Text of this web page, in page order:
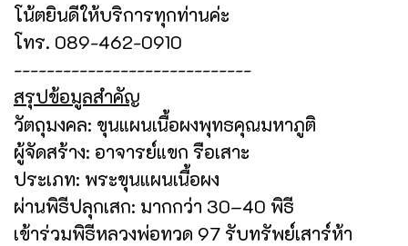
โน้ตยินดีให้บริการทุกท่านค่ะ
โทร. 089-462-0910
-----------------------------
สรุปข้อมูลสำคัญ
วัตถุมงคล: ขุนแผนเนื้อผงพุทธคุณมหาภูติ
ผู้จัดสร้าง: อาจารย์แขก รือเสาะ
ประเภท: พระขุนแผนเนื้อผง
ผ่านพิธีปลุกเสก: มากกว่า 30–40 พิธี
เข้าร่วมพิธีหลวงพ่อทวด 97 รับทรัพย์เสาร์ห้า